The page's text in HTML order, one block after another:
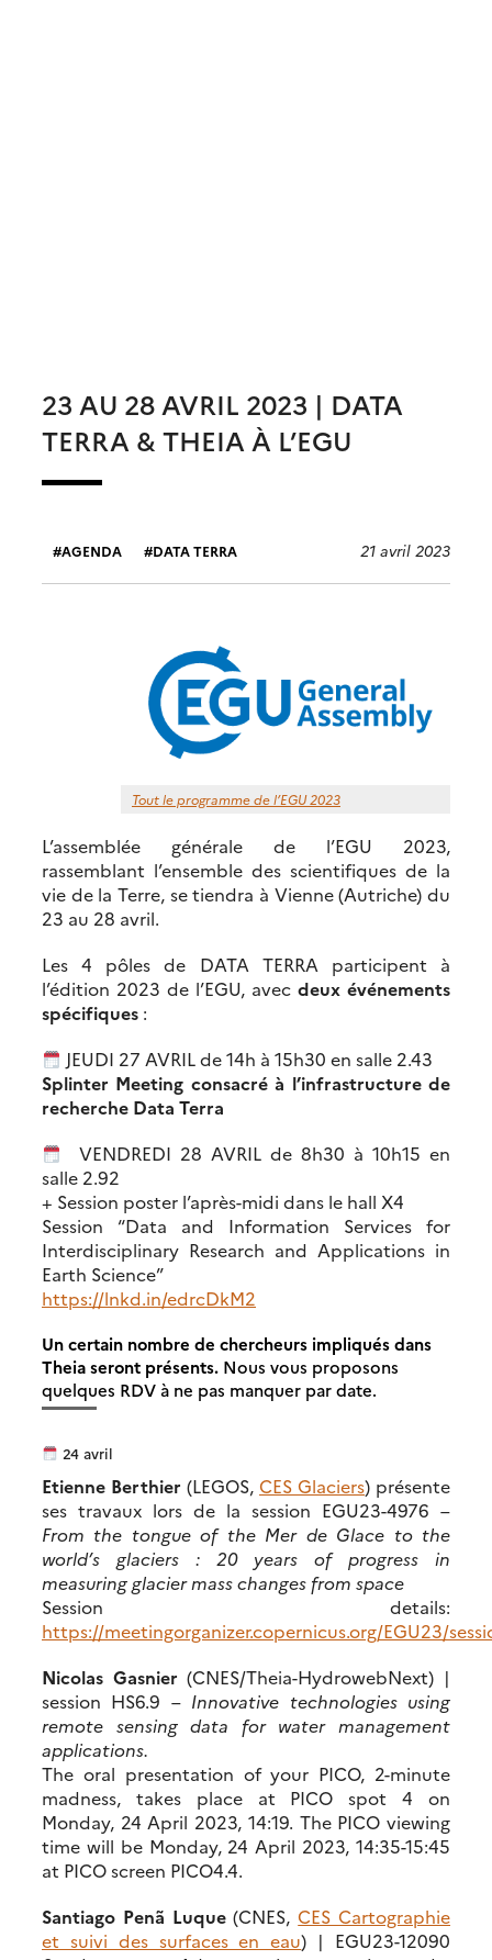
23 AU 28 AVRIL 2023 | DATA
TERRA & THEIA À L’EGU
AGENDA DATA TERRA 21 avril 2023
Tout le programme de l’EGU 2023
L’assemblée générale de l’EGU 2023,
rassemblant l’ensemble des scientifiques de la
vie de la Terre, se tiendra à Vienne (Autriche) du
23 au 28 avril.
Les 4 pôles de DATA TERRA participent à
l’édition 2023 de l’EGU, avec deux événements
spécifiques :
JEUDI 27 AVRIL de 14h à 15h30 en salle 2.43
Splinter Meeting consacré à l’infrastructure de
recherche Data Terra
VENDREDI 28 AVRIL de 8h30 à 10h15 en
salle 2.92
+ Session poster l’après-midi dans le hall X4
Session “Data and Information Services for
Interdisciplinary Research and Applications in
Earth Science”
https://lnkd.in/edrcDkM2
Un certain nombre de chercheurs impliqués dans
Theia seront présents. Nous vous proposons
quelques RDV à ne pas manquer par date.
24 avril
Etienne Berthier (LEGOS, CES Glaciers) présente
ses travaux lors de la session EGU23-4976 –
From the tongue of the Mer de Glace to the
world’s glaciers : 20 years of progress in
measuring glacier mass changes from space
Session details:
https://meetingorganizer.copernicus.org/EGU23/
Nicolas Gasnier (CNES/Theia-HydrowebNext) |
session HS6.9 – Innovative technologies using
remote sensing data for water management
applications.
The oral presentation of your PICO, 2-minute
madness, takes place at PICO spot 4 on
Monday, 24 April 2023, 14:19. The PICO viewing
time will be Monday, 24 April 2023, 14:35-15:45
at PICO screen PICO4.4.
Santiago Penã Luque(CNES, CES Cartographie
et suivi des surfaces en eau) | EGU23-12090